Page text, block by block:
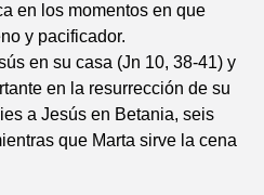
en los momentos en que
y pacificador.
en su casa (Jn 10, 38-41) y
en la resurrección de su
a Jesús en Betania, seis
que Marta sirve la cena